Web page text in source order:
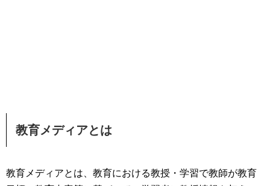
教育メディアとは
教育メディアとは、教育における教授・学習で教師が教育